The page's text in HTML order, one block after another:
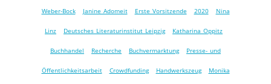
Weber-Bock Janine Adomeit Erste Vorsitzende 2020 Nina
Linz Deutsches Literaturinstitut Leipzig Katharina Oppitz
Buchhandel Recherche Buchvermarktung Presse- und
Öffentlichkeitsarbeit Crowdfunding Handwerkszeug Monika